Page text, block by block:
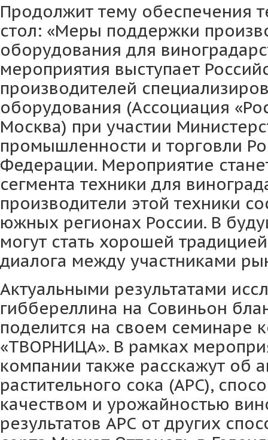
Продолжит тему обеспечения
стол: «Меры поддержки
оборудования для
мероприятия выступает
производителей
оборудования (Ассоциация
Москва) при участии
промышленности и торговли
Федерации. Мероприятие
сегмента техники для
производители этой техники
южных регионах России. В
могут стать хорошей
диалога между участниками
Актуальными результатами
гиббереллина на Совиньон
поделится на своем семинаре
«ТВОРНИЦА». В рамках
компании также расскажут об
растительного сока (АРС),
качеством и урожайностью
результатов АРС от других